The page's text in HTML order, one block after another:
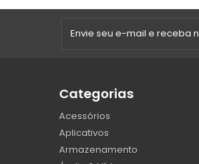
Categorias
Acessórios
Aplicativos
Armazenamento